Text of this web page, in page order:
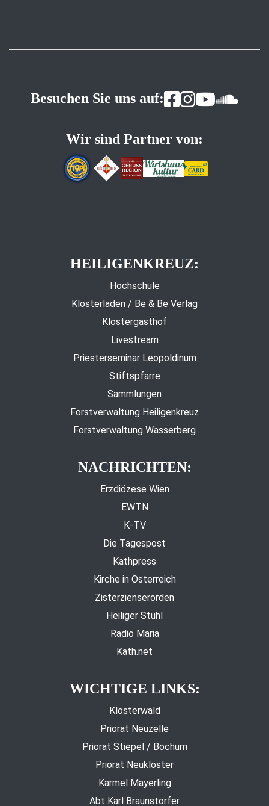
Besuchen Sie uns auf:
Wir sind Partner von:
HEILIGENKREUZ:
Hochschule
Klosterladen / Be & Be Verlag
Klostergasthof
Livestream
Priesterseminar Leopoldinum
Stiftspfarre
Sammlungen
Forstverwaltung Heiligenkreuz
Forstverwaltung Wasserberg
NACHRICHTEN:
Erzdiözese Wien
EWTN
K-TV
Die Tagespost
Kathpress
Kirche in Österreich
Zisterzienserorden
Heiliger Stuhl
Radio Maria
Kath.net
WICHTIGE LINKS:
Klosterwald
Priorat Neuzelle
Priorat Stiepel / Bochum
Priorat Neukloster
Karmel Mayerling
Abt Karl Braunstorfer